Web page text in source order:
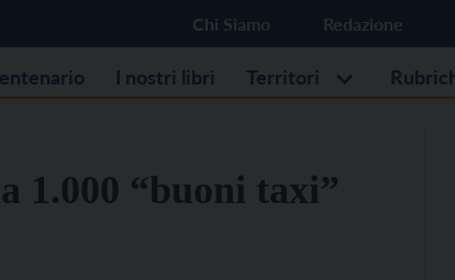
Chi Siamo Redazione
I nostri libri Territori
1.000 “buoni taxi”